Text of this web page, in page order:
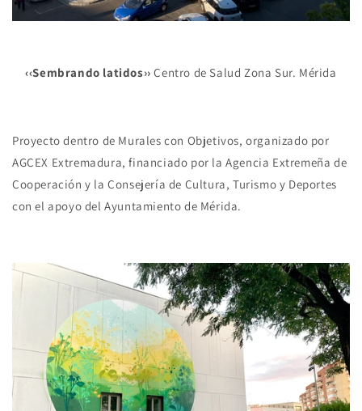
‹‹Sembrando latidos›› Centro de Salud Zona Sur. Mérida
Proyecto dentro de Murales con Objetivos, organizado por
AGCEX Extremadura, financiado por la Agencia Extremeña de
Cooperación y la Consejería de Cultura, Turismo y Deportes
con el apoyo del Ayuntamiento de Mérida.